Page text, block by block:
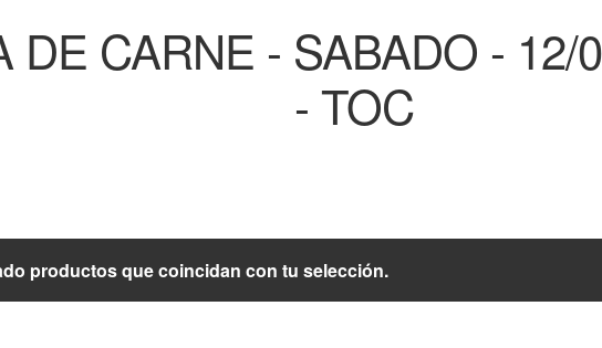
DE CARNE - SABADO - 12/
- TOC
productos que coincidan con tu selección.